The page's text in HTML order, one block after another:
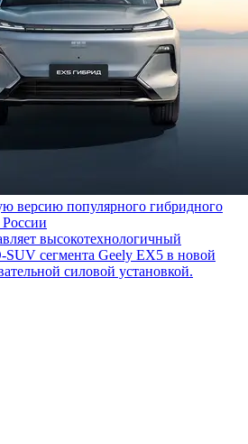
версию популярного гибридного
высокотехнологичный
сегмента Geely EX5 в новой
силовой установкой.